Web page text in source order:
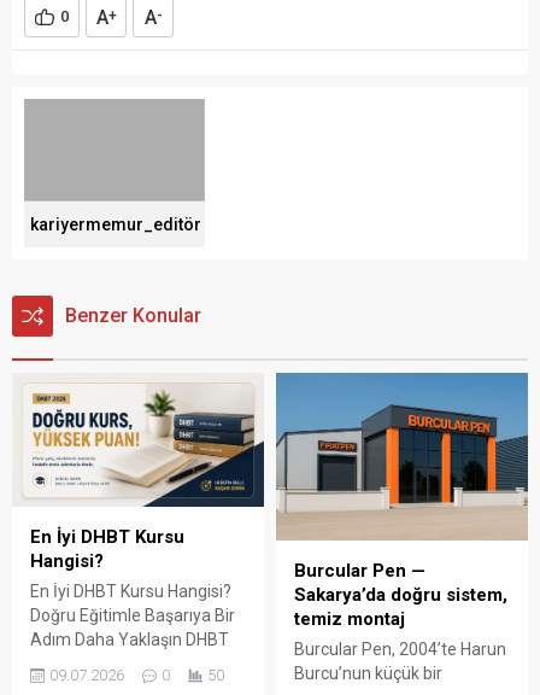
0 A+ A-
kariyermemur_editör
Benzer Konular
En İyi DHBT Kursu
Hangisi?
En İyi DHBT Kursu Hangisi?
Doğru Eğitimle Başarıya Bir
Adım Daha Yaklaşın DHBT
Testi), Diyanet İşleri
09.07.2026 0 50
Burcular Pen —
Sakarya’da doğru sistem,
temiz montaj
Burcular Pen, 2004’te Harun
Burcu’nun küçük bir